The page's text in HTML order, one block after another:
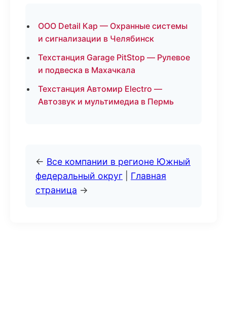
ООО Detail Кар — Охранные системы
и сигнализации в Челябинск
Техстанция Garage PitStop — Рулевое
и подвеска в Махачкала
Техстанция Автомир Electro —
Автозвук и мультимедиа в Пермь
← Все компании в регионе Южный
федеральный округ
Главная
страница →